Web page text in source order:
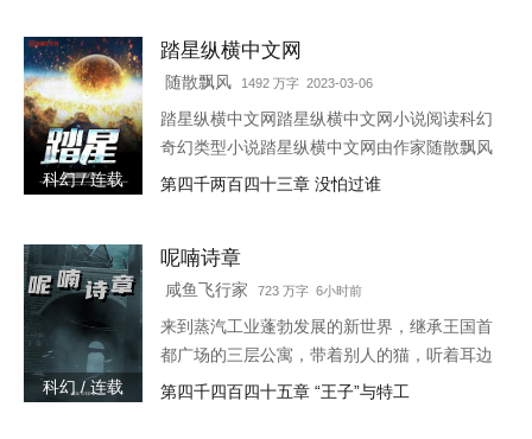
七,爸爸说我是宠物店买的。宠物店怎么能买到
这么漂亮的儿子。叶佳期呵呵笑,明明是……摸
奖中的。小奶娃望天：……某禽兽翻身而上：
我喜欢天天摸奖。叶佳期怒：乔斯年,出去！十
科幻 / 连载
踏星纵横中文网
随散飘风 1492 万字 2023-03-06
踏星纵横中文网踏星纵横中文网小说阅读科幻
奇幻类型小说踏星纵横中文网由作家随散飘风
创作踏星最新章节由网友提供，《踏星》情节
第四千两百四十三章 没怕过谁
科幻 / 连载
呢喃诗章
咸鱼飞行家 723 万字 6小时前
来到蒸汽工业蓬勃发展的新世界，继承王国首
都广场的三层公寓，带着别人的猫，听着耳边
的呢喃之语，去见证这个诡秘而离奇的时代。
第四千四百四十五章 “王子”与特工